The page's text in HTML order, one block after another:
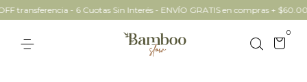
transferencia - 6 Cuotas Sin Interés - ENVÍO GRATIS en compras + $60.000
0